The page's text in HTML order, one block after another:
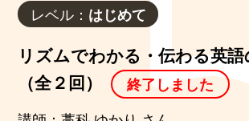
レベル： はじめて
リズムでわかる・伝わる英
（全２回）
終了しました